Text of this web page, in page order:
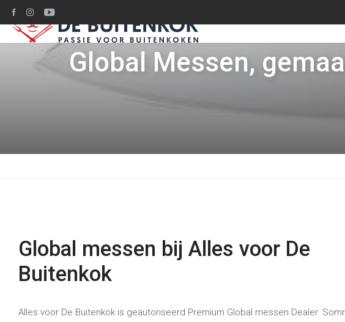
Global Messen,
Global messen bij Alles voor De
Buitenkok
Alles voor De Buitenkok is geautoriseerd Premium Global messen Dealer.